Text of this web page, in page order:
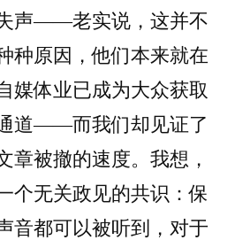
声——老实说，这并不
种原因，他们本来就在
媒体业已成为大众获取
道——而我们却见证了
章被撤的速度。我想，
个无关政见的共识：保
音都可以被听到，对于